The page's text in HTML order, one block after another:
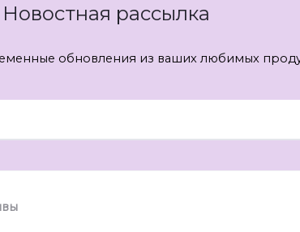
Новостная рассылка
обновления из ваших любимых